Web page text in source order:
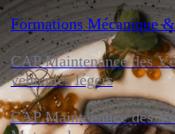
Formations Mécanique
CAP Maintenance des
véhicules légers
CAP Maintenance des